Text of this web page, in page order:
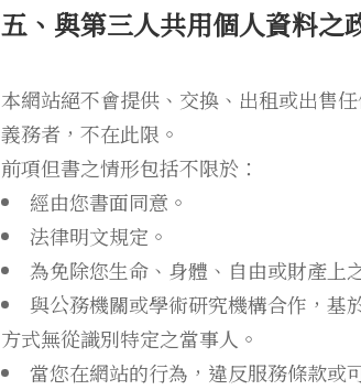
五、與第三人共用個人資料之
本網站絕不會提供、交換、出租或出售
義務者，不在此限。
前項但書之情形包括不限於：
經由您書面同意。
法律明文規定。
為免除您生命、身體、自由或財產上
與公務機關或學術研究機構合作，基
方式無從識別特定之當事人。
當您在網站的行為，違反服務條款或